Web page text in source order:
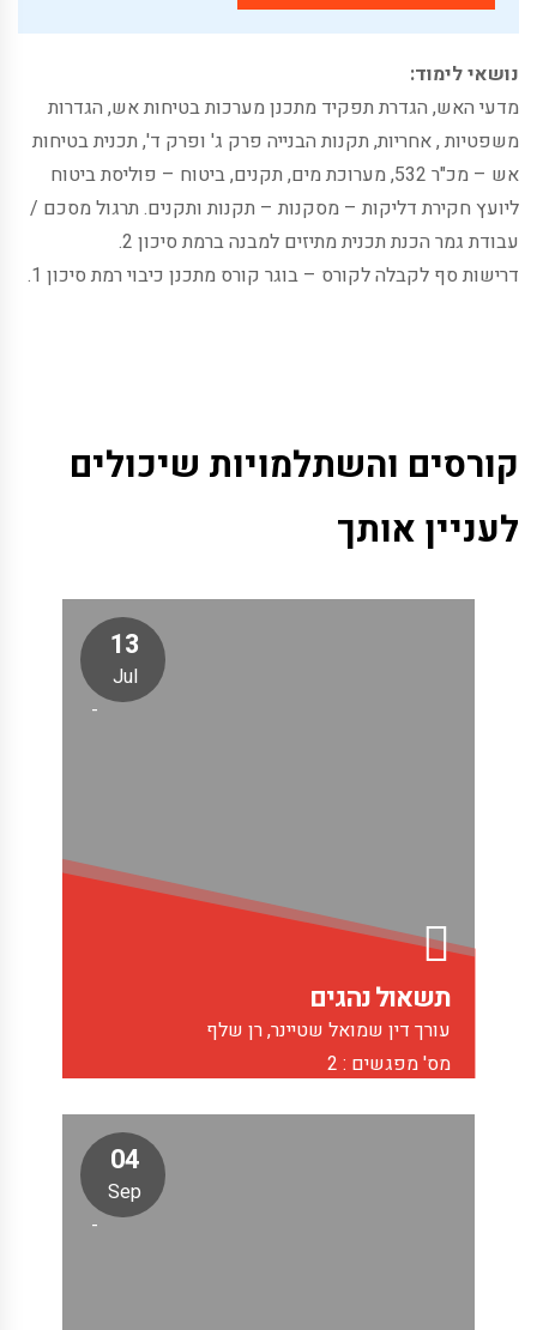
נושאי לימוד:
מדעי האש, הגדרת תפקיד מתכנן מערכות בטיחות אש, הגדרות
משפטיות , אחריות, תקנות הבנייה פרק ג' ופרק ד', תכנית בטיחות
אש – מכ"ר 532, מערוכת מים, תקנים, ביטוח – פוליסת ביטוח
ליועץ חקירת דליקות – מסקנות – תקנות ותקנים. תרגול מסכם /
עבודת גמר הכנת תכנית מתיזים למבנה ברמת סיכון 2.
דרישות סף לקבלה לקורס – בוגר קורס מתכנן כיבוי רמת סיכון 1.
קורסים והשתלמויות שיכולים
לעניין אותך
13
Jul
-
תשאול נהגים
עורך דין שמואל שטיינר, רן שלף
מס' מפגשים : 2
04
Sep
-